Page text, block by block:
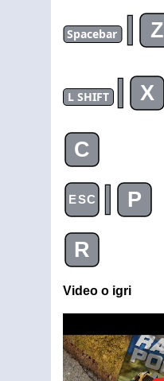
Spacebar | Z
L SHIFT | X
C
ESC | P
R
Video o igri